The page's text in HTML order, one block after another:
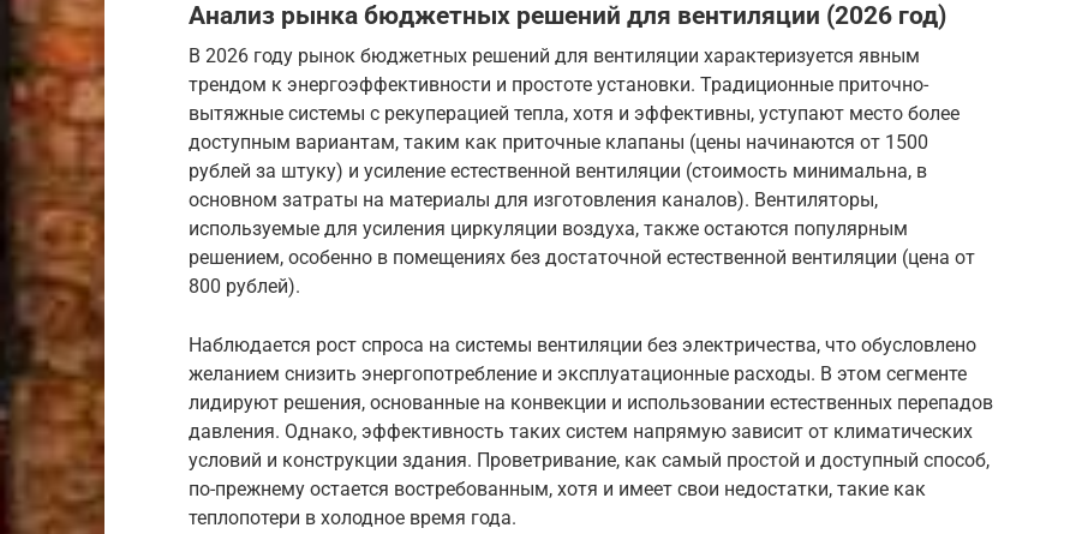
Анализ рынка бюджетных решений для вентиляции (2026 год)
В 2026 году рынок бюджетных решений для вентиляции характеризуется явным
трендом к энергоэффективности и простоте установки. Традиционные приточно-
вытяжные системы с рекуперацией тепла, хотя и эффективны, уступают место более
доступным вариантам, таким как приточные клапаны (цены начинаются от 1500
рублей за штуку) и усиление естественной вентиляции (стоимость минимальна, в
основном затраты на материалы для изготовления каналов). Вентиляторы,
используемые для усиления циркуляции воздуха, также остаются популярным
решением, особенно в помещениях без достаточной естественной вентиляции (цена от
800 рублей).
Наблюдается рост спроса на системы вентиляции без электричества, что обусловлено
желанием снизить энергопотребление и эксплуатационные расходы. В этом сегменте
лидируют решения, основанные на конвекции и использовании естественных перепадов
давления. Однако, эффективность таких систем напрямую зависит от климатических
условий и конструкции здания. Проветривание, как самый простой и доступный способ,
по-прежнему остается востребованным, хотя и имеет свои недостатки, такие как
теплопотери в холодное время года.